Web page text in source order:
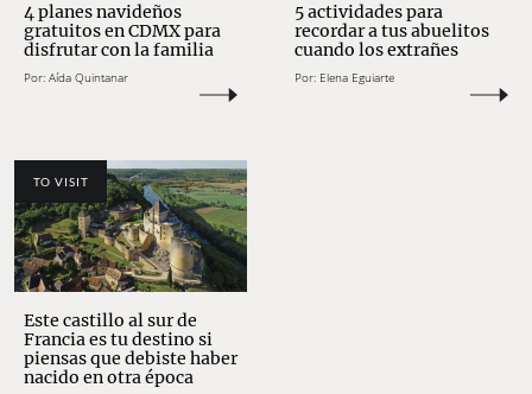
4 planes navideños
gratuitos en CDMX para
disfrutar con la familia
Por: Aída Quintanar
5 actividades para
recordar a tus abuelitos
cuando los extrañes
Por: Elena Eguiarte
TO VISIT
Este castillo al sur de
Francia es tu destino si
piensas que debiste haber
nacido en otra época